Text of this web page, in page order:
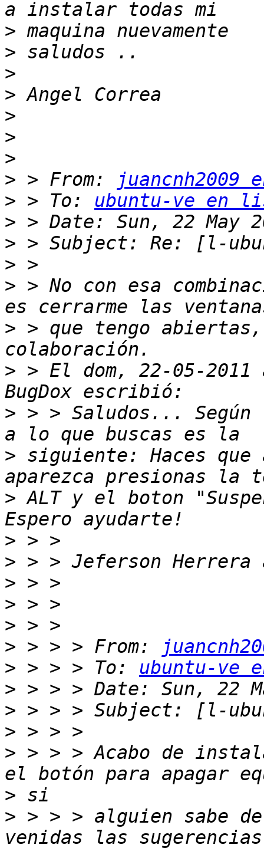
>
>
>
>
>
>
>
> > From:
juancnh2009
> > To: ubuntu-ve en
>
>
>
> > No con esa
> > que tengo
> > El dom, 22-05-
> > > Saludos...
> siguiente: Haces que
> ALT y el boton
>
>
>
>
>
> > > > From:
> > > > To: ubuntu-ve
>
>
>
> > > > Acabo de
>
> > > > alguien sabe